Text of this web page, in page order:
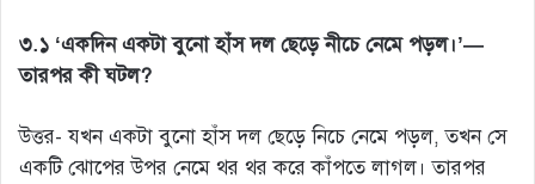
৩.১ ‘একদিন একটা বুনো হাঁস দল ছেড়ে নীচে নেমে পড়ল।’—
তারপর কী ঘটল?
উত্তর- যখন একটা বুনো হাঁস দল ছেড়ে নিচে নেমে পড়ল, তখন সে
একটি ঝোপের উপর নেমে থর থর করে কাঁপতে লাগল। তারপর